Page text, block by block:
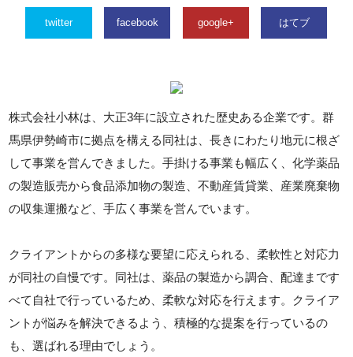
twitter facebook google+ はてブ
株式会社小林は、大正3年に設立された歴史ある企業です。群
馬県伊勢崎市に拠点を構える同社は、長きにわたり地元に根ざ
して事業を営んできました。手掛ける事業も幅広く、化学薬品
の製造販売から食品添加物の製造、不動産賃貸業、産業廃棄物
の収集運搬など、手広く事業を営んでいます。
クライアントからの多様な要望に応えられる、柔軟性と対応力
が同社の自慢です。同社は、薬品の製造から調合、配達まです
べて自社で行っているため、柔軟な対応を行えます。クライア
ントが悩みを解決できるよう、積極的な提案を行っているの
も、選ばれる理由でしょう。